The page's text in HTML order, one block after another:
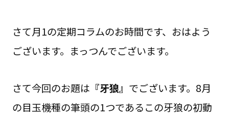
さて月1の定期コラムのお時間です、おはよう
ございます。まっつんでございます。
さて今回のお題は 『牙狼』 でございます。8月
の目玉機種の筆頭の1つであるこの牙狼の初動